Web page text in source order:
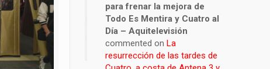
para frenar la mejora de
Todo Es Mentira y Cuatro al
Día – Aquitelevisión
commented onLa
resurrección de las tardes de